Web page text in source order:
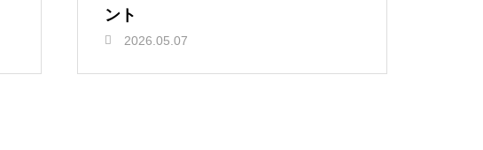
ント
2026.05.07